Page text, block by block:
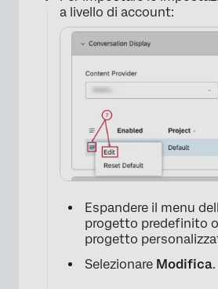
a livello di account:
Espandere il menu
progetto predefinito
progetto
Selezionare Modifica.